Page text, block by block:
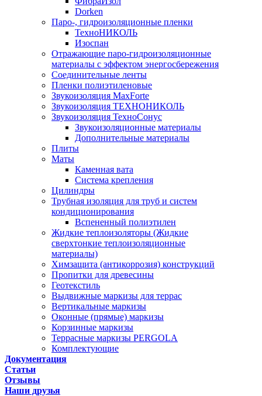
Dorken
Паро-, гидроизоляционные пленки
ТехноНИКОЛЬ
Изоспан
Отражающие паро-гидроизоляционные
материалы с эффектом энергосбережения
Соединительные ленты
Пленки полиэтиленовые
Звукоизоляция MaxForte
Звукоизоляция ТЕХНОНИКОЛЬ
Звукоизоляция ТехноСонус
Звукоизоляционные материалы
Дополнительные материалы
Плиты
Маты
Каменная вата
Система крепления
Цилиндры
Трубная изоляция для труб и систем
кондиционирования
Вспененный полиэтилен
Жидкие теплоизоляторы (Жидкие
сверхтонкие теплоизоляционные
материалы)
Химзащита (антикоррозия) конструкций
Пропитки для древесины
Геотекстиль
Выдвижные маркизы для террас
Вертикальные маркизы
Оконные (прямые) маркизы
Корзинные маркизы
Террасные маркизы PERGOLA
Комплектующие
Документация
Статьи
Отзывы
Наши друзья